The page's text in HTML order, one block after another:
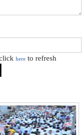
clickhere to refresh